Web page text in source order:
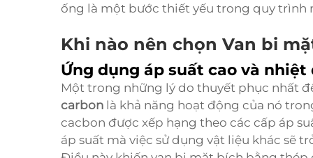
ống là một bước thiết yếu trong quy trình
Khi nào nên chọn Van bi
Ứng dụng áp suất cao và nhiệt
Một trong những lý do thuyết phục nhất
carbon là khả năng hoạt động của nó
cacbon được xếp hạng theo các cấp áp
áp suất mà việc sử dụng vật liệu khác sẽ